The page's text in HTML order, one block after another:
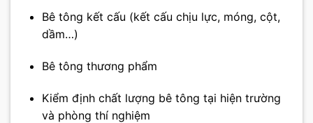
Bê tông kết cấu (kết cấu chịu lực, móng, cột,
dầm…)
Bê tông thương phẩm
Kiểm định chất lượng bê tông tại hiện trường
và phòng thí nghiệm